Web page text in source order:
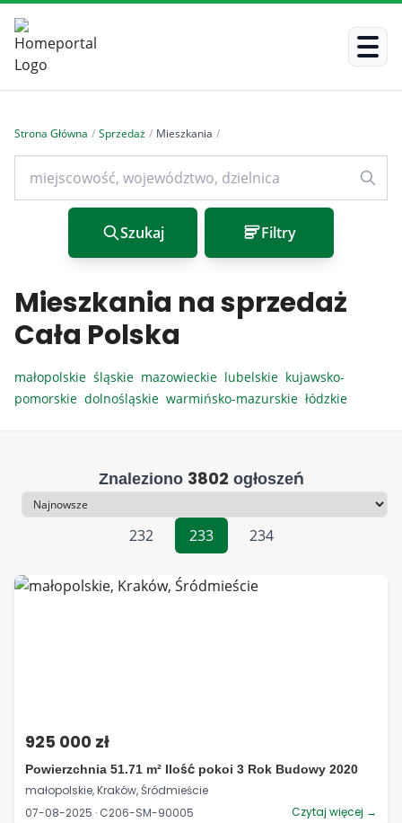
Strona Główna / Sprzedaż / Mieszkania /
Szukaj Filtry
Mieszkania na sprzedaż
Cała Polska
małopolskie śląskie mazowieckie lubelskie kujawsko-
pomorskie dolnośląskie warmińsko-mazurskie łódzkie
Znaleziono 3802 ogłoszeń
Sortowanie
232
233 234
925 000 zł
Powierzchnia 51.71 m² Ilość pokoi 3 Rok Budowy 2020
małopolskie, Kraków, Śródmieście
07-08-2025 · C206-SM-90005
Czytaj więcej →